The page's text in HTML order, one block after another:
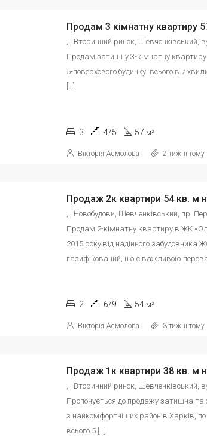
, , Вторинний ринок, Шевченківський,
Продам затишну 3-кімнатну
5-поверхового будинку, всього в 7
[…]
3 4/5 57 м²
Вікторія Асмолова 2 тижні тому
, , Новобудови, Шевченківський, пр.
Продам 2-кімнатну квартиру в ЖК
2015 року від надійного забудовника
газифікований, що є важливою
2 6/9 54 м²
Вікторія Асмолова 3 тижні тому
, , Вторинний ринок, Шевченківський,
Пропонується до продажу затишна та
з найкомфортніших районів Харків,
всього 5 […]